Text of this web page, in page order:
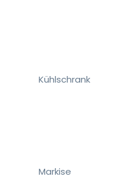
Kühlschrank
Markise